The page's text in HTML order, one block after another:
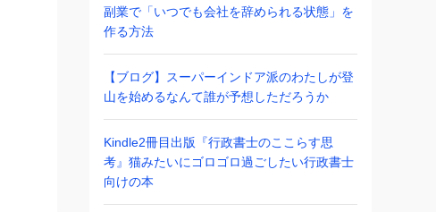
副業で「いつでも会社を辞められる状態」を
作る方法
【ブログ】スーパーインドア派のわたしが登
山を始めるなんて誰が予想しただろうか
Kindle2冊目出版『行政書士のここらす思
考』猫みたいにゴロゴロ過ごしたい行政書士
向けの本